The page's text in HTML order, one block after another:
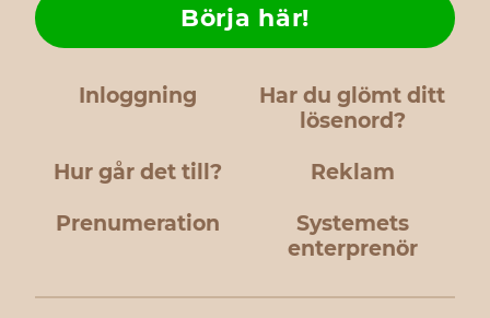
Inloggning
Har du glömt ditt
lösenord?
Hur går det till?
Börja här!
Reklam
Prenumeration
Systemets
enterprenör